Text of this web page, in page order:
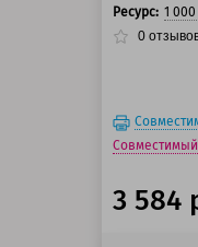
Ресурс: 1
0
3 584